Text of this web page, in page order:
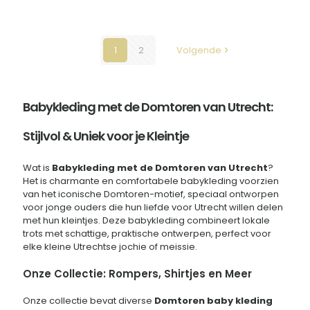
variaties.
worden
de
1 2 Volgende
Babykleding met de Domtoren van Utrecht:
Stijlvol & Uniek voor je Kleintje
Wat is Babykleding met de Domtoren van Utrecht?
Het is charmante en comfortabele babykleding voorzien
van het iconische Domtoren-motief, speciaal ontworpen
voor jonge ouders die hun liefde voor Utrecht willen delen
met hun kleintjes. Deze babykleding combineert lokale
trots met schattige, praktische ontwerpen, perfect voor
elke kleine Utrechtse jochie of meissie.
Onze Collectie: Rompers, Shirtjes en Meer
Onze collectie bevat diverse Domtoren baby kleding